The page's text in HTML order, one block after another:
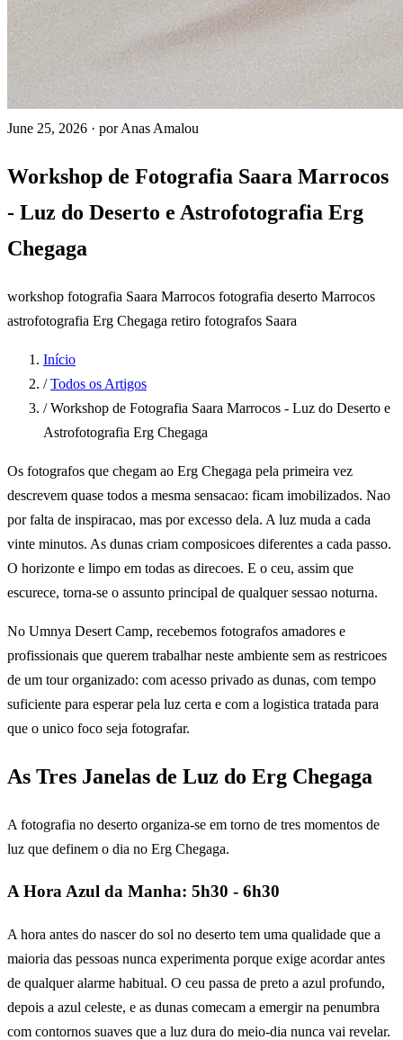
June 25, 2026 · por Anas Amalou
Workshop de Fotografia Saara Marrocos
- Luz do Deserto e Astrofotografia Erg
Chegaga
workshop fotografia Saara Marrocos fotografia deserto Marrocos
astrofotografia Erg Chegaga retiro fotografos Saara
Início
/ Todos os Artigos
/ Workshop de Fotografia Saara Marrocos - Luz do Deserto e
Astrofotografia Erg Chegaga
Os fotografos que chegam ao Erg Chegaga pela primeira vez
descrevem quase todos a mesma sensacao: ficam imobilizados. Nao
por falta de inspiracao, mas por excesso dela. A luz muda a cada
vinte minutos. As dunas criam composicoes diferentes a cada passo.
O horizonte e limpo em todas as direcoes. E o ceu, assim que
escurece, torna-se o assunto principal de qualquer sessao noturna.
No Umnya Desert Camp, recebemos fotografos amadores e
profissionais que querem trabalhar neste ambiente sem as restricoes
de um tour organizado: com acesso privado as dunas, com tempo
suficiente para esperar pela luz certa e com a logistica tratada para
que o unico foco seja fotografar.
As Tres Janelas de Luz do Erg Chegaga
A fotografia no deserto organiza-se em torno de tres momentos de
luz que definem o dia no Erg Chegaga.
A Hora Azul da Manha: 5h30 - 6h30
A hora antes do nascer do sol no deserto tem uma qualidade que a
maioria das pessoas nunca experimenta porque exige acordar antes
de qualquer alarme habitual. O ceu passa de preto a azul profundo,
depois a azul celeste, e as dunas comecam a emergir na penumbra
com contornos suaves que a luz dura do meio-dia nunca vai revelar.